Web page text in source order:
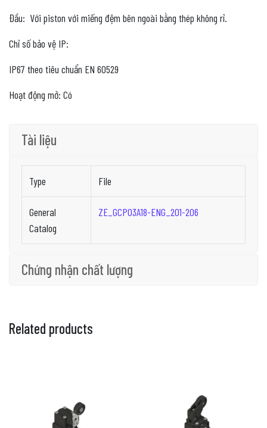
Đầu: Với piston với miếng đệm bên ngoài bằng thép không rỉ.
Chỉ số bảo vệ IP:
IP67 theo tiêu chuẩn EN 60529
Hoạt động mở: Có
Tài liệu
Type File
General
Catalog
ZE_GCP03A18-ENG_201-206
Chứng nhận chất lượng
Related products